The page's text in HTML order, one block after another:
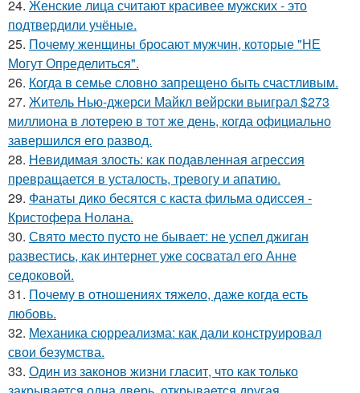
24. Женские лица считают красивее мужских - это
подтвердили учёные.
25. Почему женщины бросают мужчин, которые "НЕ
Могут Определиться".
26. Когда в семье словно запрещено быть счастливым.
27. Житель Нью-джерси Майкл вейрски выиграл $273
миллиона в лотерею в тот же день, когда официально
завершился его развод.
28. Невидимая злость: как подавленная агрессия
превращается в усталость, тревогу и апатию.
29. Фанаты дико бесятся с каста фильма одиссея -
Кристофера Нолана.
30. Свято место пусто не бывает: не успел джиган
развестись, как интернет уже сосватал его Анне
седоковой.
31. Почему в отношениях тяжело, даже когда есть
любовь.
32. Механика сюрреализма: как дали конструировал
свои безумства.
33. Один из законов жизни гласит, что как только